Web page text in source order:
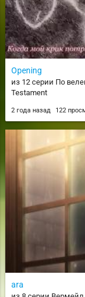
Opening
из 12 серии По
Testament
2 года назад 122
ara